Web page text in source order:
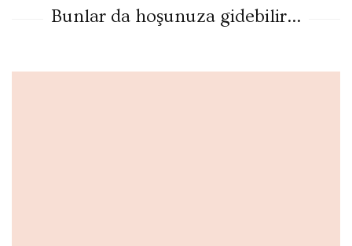
Bunlar da hoşunuza gidebilir...